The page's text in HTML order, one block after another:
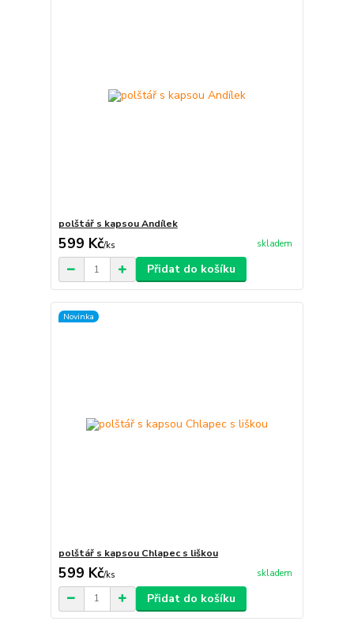
polštář s kapsou Andílek
599 Kč/ks skladem
Přidat do košíku
Novinka
polštář s kapsou Chlapec s liškou
599 Kč/ks skladem
Přidat do košíku